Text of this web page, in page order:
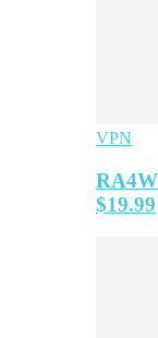
VPN
$19.99